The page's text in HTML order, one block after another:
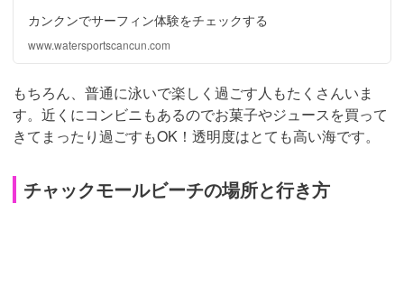
カンクンでサーフィン体験をチェックする
www.watersportscancun.com
もちろん、普通に泳いで楽しく過ごす人もたくさんいま
す。近くにコンビニもあるのでお菓子やジュースを買って
きてまったり過ごすもOK！透明度はとても高い海です。
チャックモールビーチの場所と行き方